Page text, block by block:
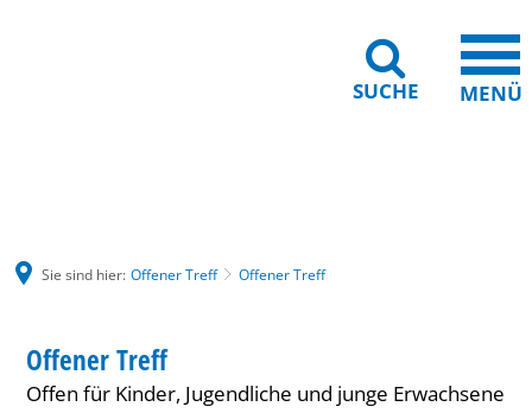
SUCHE MENÜ
Sie sind hier: Offener Treff Offener Treff
TreffKATEGORIE: JUGEND
Offener Treff
Offen für Kinder, Jugendliche und junge Erwachsene